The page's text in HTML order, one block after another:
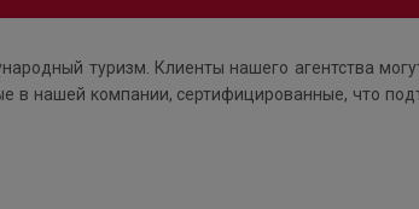
туризм. Клиенты нашего агентства
в нашей компании, сертифицированные, что